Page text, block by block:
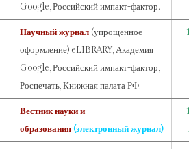
Google, Российский импакт-фактор.
Научный журнал (упрощенное
оформление) eLIBRARY, Академия
Google, Российский импакт-фактор,
Роспечать, Книжная палата РФ.
Вестник науки и
образования (электронный журнал)